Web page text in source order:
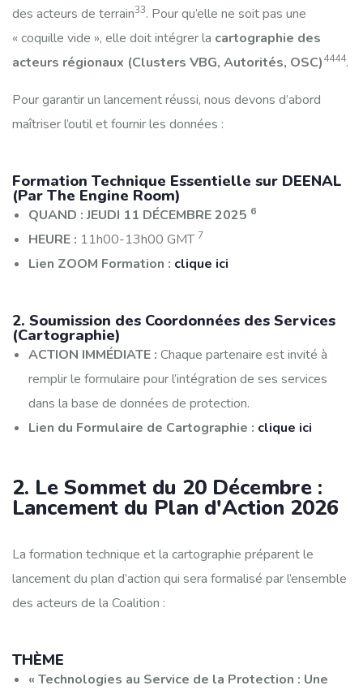
des acteurs de terrain33. Pour qu’elle ne soit pas une
« coquille vide », elle doit intégrer la cartographie des
acteurs régionaux (Clusters VBG, Autorités, OSC)4444.
Pour garantir un lancement réussi, nous devons d’abord
maîtriser l’outil et fournir les données :
Formation Technique Essentielle sur DEENAL
(Par The Engine Room)
QUAND : JEUDI 11 DÉCEMBRE 2025 6
HEURE : 11h00-13h00 GMT 7
Lien ZOOM Formation : clique ici
2. Soumission des Coordonnées des Services
(Cartographie)
ACTION IMMÉDIATE : Chaque partenaire est invité à
remplir le formulaire pour l’intégration de ses services
dans la base de données de protection.
Lien du Formulaire de Cartographie : clique ici
2. Le Sommet du 20 Décembre :
Lancement du Plan d'Action 2026
La formation technique et la cartographie préparent le
lancement du plan d’action qui sera formalisé par l’ensemble
des acteurs de la Coalition :
THÈME
« Technologies au Service de la Protection : Une